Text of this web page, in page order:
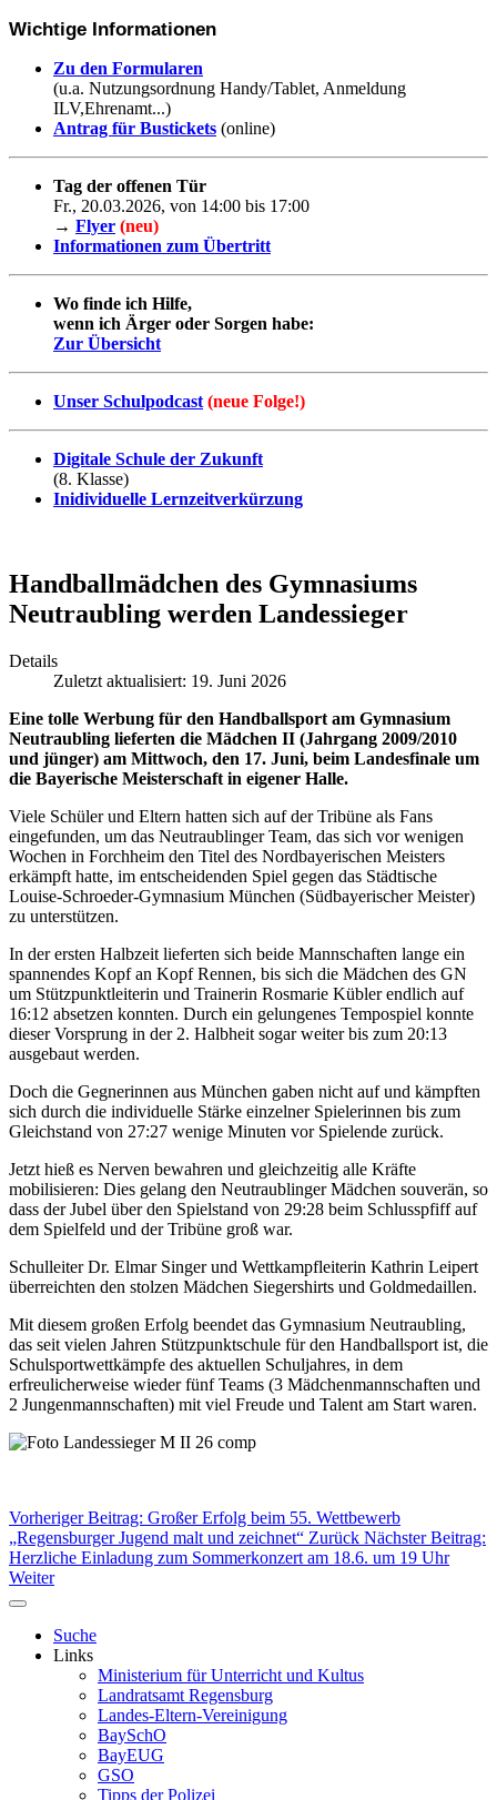
Wichtige Informationen
Zu den Formularen
(u.a. Nutzungsordnung Handy/Tablet, Anmeldung
ILV,Ehrenamt...)
Antrag für Bustickets (online)
Tag der offenen Tür
Fr., 20.03.2026, von 14:00 bis 17:00
→ Flyer (neu)
Informationen zum Übertritt
Wo finde ich Hilfe,
wenn ich Ärger oder Sorgen habe:
Zur Übersicht
Unser Schulpodcast (neue Folge!)
Digitale Schule der Zukunft
(8. Klasse)
Inidividuelle Lernzeitverkürzung
Handballmädchen des Gymnasiums
Neutraubling werden Landessieger
Details
Zuletzt aktualisiert: 19. Juni 2026
Eine tolle Werbung für den Handballsport am Gymnasium
Neutraubling lieferten die Mädchen II (Jahrgang 2009/2010
und jünger) am Mittwoch, den 17. Juni, beim Landesfinale um
die Bayerische Meisterschaft in eigener Halle.
Viele Schüler und Eltern hatten sich auf der Tribüne als Fans
eingefunden, um das Neutraublinger Team, das sich vor wenigen
Wochen in Forchheim den Titel des Nordbayerischen Meisters
erkämpft hatte, im entscheidenden Spiel gegen das Städtische
Louise-Schroeder-Gymnasium München (Südbayerischer Meister)
zu unterstützen.
In der ersten Halbzeit lieferten sich beide Mannschaften lange ein
spannendes Kopf an Kopf Rennen, bis sich die Mädchen des GN
um Stützpunktleiterin und Trainerin Rosmarie Kübler endlich auf
16:12 absetzen konnten. Durch ein gelungenes Tempospiel konnte
dieser Vorsprung in der 2. Halbheit sogar weiter bis zum 20:13
ausgebaut werden.
Doch die Gegnerinnen aus München gaben nicht auf und kämpften
sich durch die individuelle Stärke einzelner Spielerinnen bis zum
Gleichstand von 27:27 wenige Minuten vor Spielende zurück.
Jetzt hieß es Nerven bewahren und gleichzeitig alle Kräfte
mobilisieren: Dies gelang den Neutraublinger Mädchen souverän, so
dass der Jubel über den Spielstand von 29:28 beim Schlusspfiff auf
dem Spielfeld und der Tribüne groß war.
Schulleiter Dr. Elmar Singer und Wettkampfleiterin Kathrin Leipert
überreichten den stolzen Mädchen Siegershirts und Goldmedaillen.
Mit diesem großen Erfolg beendet das Gymnasium Neutraubling,
das seit vielen Jahren Stützpunktschule für den Handballsport ist, die
Schulsportwettkämpfe des aktuellen Schuljahres, in dem
erfreulicherweise wieder fünf Teams (3 Mädchenmannschaften und
2 Jungenmannschaften) mit viel Freude und Talent am Start waren.
Vorheriger Beitrag: Großer Erfolg beim 55. Wettbewerb
„Regensburger Jugend malt und zeichnet“ Zurück Nächster Beitrag:
Herzliche Einladung zum Sommerkonzert am 18.6. um 19 Uhr
Weiter
Suche
Links
Ministerium für Unterricht und Kultus
Landratsamt Regensburg
Landes-Eltern-Vereinigung
BaySchO
BayEUG
GSO
Tipps der Polizei